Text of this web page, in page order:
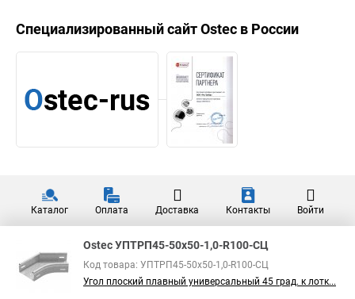
Специализированный сайтOstec в России
Каталог Оплата Доставка Контакты Войти
Ostec УПТРП45-50х50-1,0-R100-СЦ
Код товара: УПТРП45-50х50-1,0-R100-СЦ
Угол плоский плавный универсальный 45 град. к лотк...